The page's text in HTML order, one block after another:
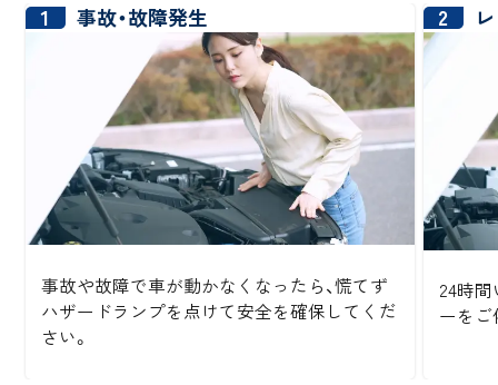
1 事故・故障発生
事故や故障で車が動かなくなったら、慌てず
ハザードランプを点けて安全を確保してくだ
さい。
2
24時間
ーをご